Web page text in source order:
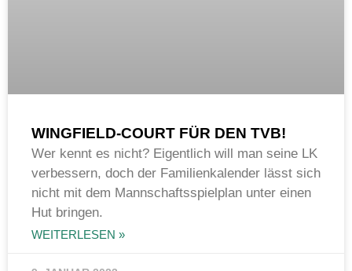
WINGFIELD-COURT FÜR DEN TVB!
Wer kennt es nicht? Eigentlich will man seine LK
verbessern, doch der Familienkalender lässt sich
nicht mit dem Mannschaftsspielplan unter einen
Hut bringen.
WEITERLESEN »